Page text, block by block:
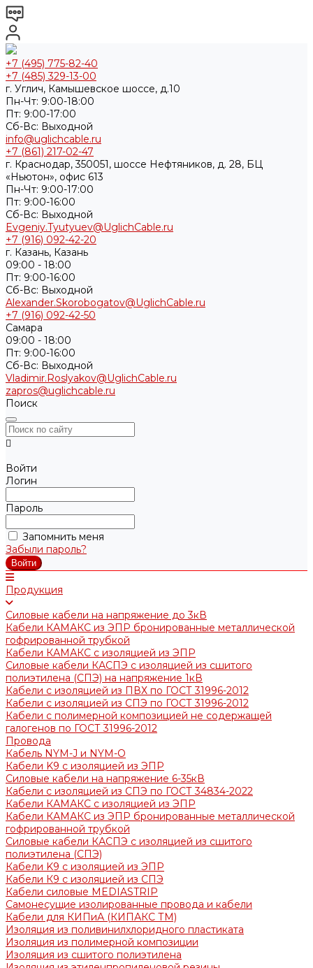
+7 (495) 775-82-40
+7 (485) 329-13-00
г. Углич, Камышевское шоссе, д.10
Пн-Чт: 9:00-18:00
Пт: 9:00-17:00
Cб-Вс: Выходной
info@uglichcable.ru
+7 (861) 217-02-47
г. Краснодар, 350051, шоссе Нефтяников, д. 28, БЦ
«Ньютон», офис 613
Пн-Чт: 9:00-17:00
Пт: 9:00-16:00
Cб-Вс: Выходной
Evgeniy.Tyutyuev@UglichCable.ru
+7 (916) 092-42-20
г. Казань, Казань
09:00 - 18:00
Пт: 9:00-16:00
Cб-Вс: Выходной
Alexander.Skorobogatov@UglichCable.ru
+7 (916) 092-42-50
Самара
09:00 - 18:00
Пт: 9:00-16:00
Cб-Вс: Выходной
Vladimir.Roslyakov@UglichCable.ru
zapros@uglichcable.ru
Поиск
Войти
Логин
Пароль
Запомнить меня
Забыли пароль?
Продукция
Силовые кабели на напряжение до 3кВ
Кабели КАМАКС из ЭПР бронированные металлической
гофрированной трубкой
Кабели КАМАКС с изоляцией из ЭПР
Силовые кабели КАСПЭ с изоляцией из сшитого
полиэтилена (СПЭ) на напряжение 1кВ
Кабели с изоляцией из ПВХ по ГОСТ 31996-2012
Кабели с изоляцией из СПЭ по ГОСТ 31996-2012
Кабели с полимерной композицией не содержащей
галогенов по ГОСТ 31996-2012
Провода
Кабель NYM-J и NYM-O
Кабели K9 с изоляцией из ЭПР
Силовые кабели на напряжение 6-35кВ
Кабели с изоляцией из СПЭ по ГОСТ 34834-2022
Кабели КАМАКС с изоляцией из ЭПР
Кабели КАМАКС из ЭПР бронированные металлической
гофрированной трубкой
Силовые кабели КАСПЭ с изоляцией из сшитого
полиэтилена (СПЭ)
Кабели K9 с изоляцией из ЭПР
Кабели К9 с изоляцией из СПЭ
Кабели силовые MEDIASTRIP
Самонесущие изолированные провода и кабели
Кабели для КИПиА (КИПАКС ТМ)
Изоляция из поливинилхлоридного пластиката
Изоляция из полимерной композиции
Изоляция из сшитого полиэтилена